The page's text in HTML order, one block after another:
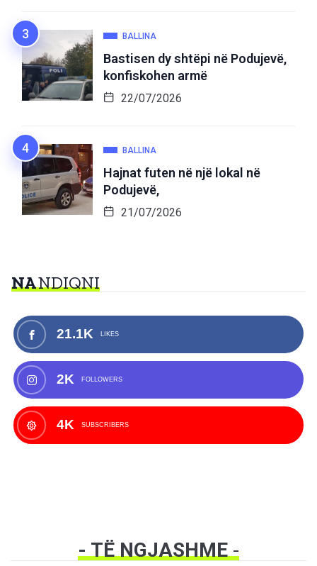
BALLINA
Bastisen dy shtëpi në Podujevë,
konfiskohen armë
22/07/2026
BALLINA
Hajnat futen në një lokal në
Podujevë,
21/07/2026
NANDIQNI
21.1K LIKES
2K FOLLOWERS
4K SUBSCRIBERS
- TË NGJASHME-